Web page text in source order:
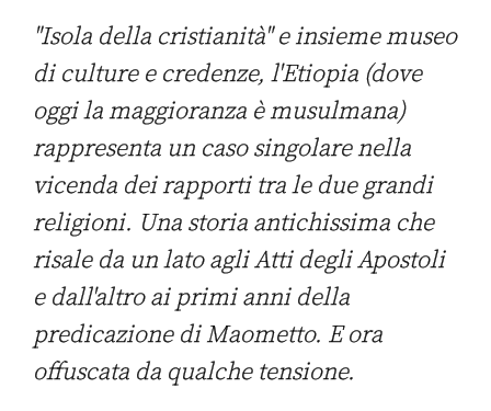
"Isola della cristianità" e insieme museo
di culture e credenze, l'Etiopia (dove
oggi la maggioranza è musulmana)
rappresenta un caso singolare nella
vicenda dei rapporti tra le due grandi
religioni. Una storia antichissima che
risale da un lato agli Atti degli Apostoli
e dall'altro ai primi anni della
predicazione di Maometto. E ora
offuscata da qualche tensione.